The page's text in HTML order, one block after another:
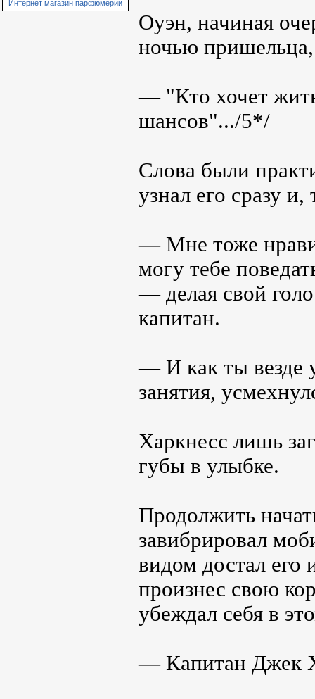
Интернет магазин парфюмерии
Оуэн, начиная
ночью пришельца,
— "Кто хочет
шансов".../5*/
Слова были
узнал его сразу
— Мне тоже
могу тебе
— делая свой
капитан.
— И как ты везде
занятия,
Харкнесс лишь
губы в улыбке.
Продолжить
завибрировал
видом достал его
произнес свою
убеждал себя в
— Капитан Джек